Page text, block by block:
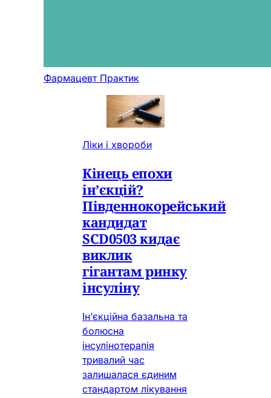
Фармацевт Практик
Ліки і хвороби
Кінець епохи
ін’єкцій?
Південнокорейський
кандидат
SCD0503 кидає
виклик
гігантам ринку
інсуліну
Ін’єкційна базальна та
болюсна
інсулінотерапія
тривалий час
залишалася єдиним
стандартом лікування